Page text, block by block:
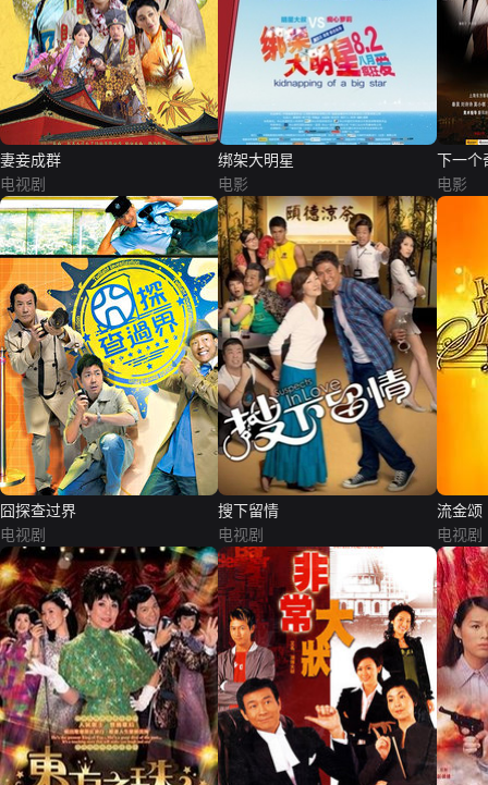
妻妾成群
电视剧
绑架大明星
电影
下一个
电影
囧探查过界
电视剧
搜下留情
电视剧
流金颂
电视剧